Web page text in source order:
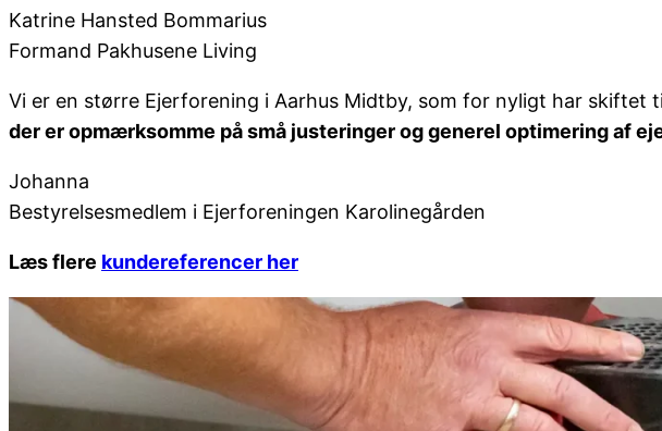
Katrine Hansted Bommarius
Formand Pakhusene Living
Vi er en større Ejerforening i Aarhus Midtby, som for nyligt har skiftet
der er opmærksomme på små justeringer og generel optimering af
Johanna
Bestyrelsesmedlem i Ejerforeningen Karolinegården
Læs flere kundereferencer her